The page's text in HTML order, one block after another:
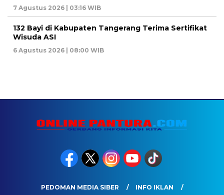
7 Agustus 2026 | 03:16 WIB
132 Bayi di Kabupaten Tangerang Terima Sertifikat
Wisuda ASI
6 Agustus 2026 | 08:00 WIB
PEDOMAN MEDIA SIBER INFO IKLAN